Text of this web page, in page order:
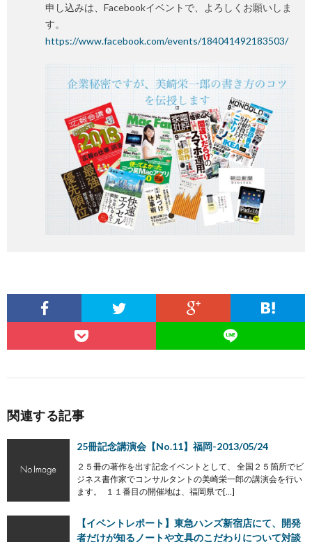
申し込みは、Facebookイベントで、よろしくお願いしま
す。
https://www.facebook.com/events/184041492183503/
関連する記事
25冊記念講演会【No.11】福岡-2013/05/24
２５冊の著作を出す記念イベントとして、 全国２５箇所でビ
ジネス書作家でコンサルタントの美崎栄一郎の講演会を行い
ます。 １１番目の開催地は、福岡県で[…]
【イベントレポート】東急ハンズ新宿店にて、開発
者だけが知るノートや文具のこだわりについて対談